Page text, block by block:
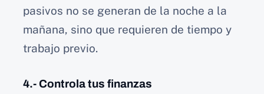
pasivos no se generan de la noche a la
mañana, sino que requieren de tiempo y
trabajo previo.
4.- Controla tus finanzas